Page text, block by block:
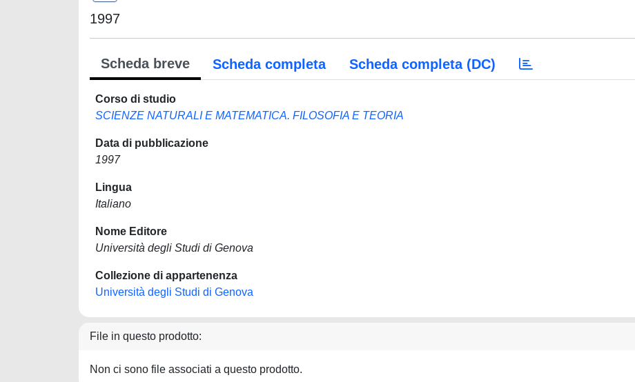
1997
Scheda breve Scheda completa Scheda completa (DC)
Corso di studio
SCIENZE NATURALI E MATEMATICA. FILOSOFIA E TEORIA
Data di pubblicazione
1997
Lingua
Italiano
Nome Editore
Università degli Studi di Genova
Collezione di appartenenza
Università degli Studi di Genova
File in questo prodotto:
Non ci sono file associati a questo prodotto.